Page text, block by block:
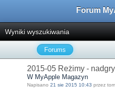
Forum
Wyniki wyszukiwania
Forums
2015-05 Reżimy -
W MyApple Magazyn
Napisano 21 sie 2015 10:43 przez